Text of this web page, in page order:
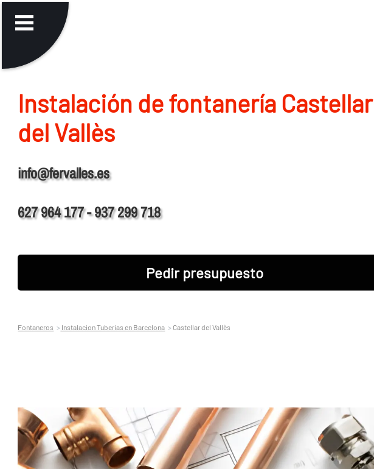
Instalación de fontanerí­a Castellar
del Vallès
info@fervalles.es
627 964 177 - 937 299 718
Pedir presupuesto
Fontaneros Instalacion Tuberias en Barcelona Castellar del Vallès